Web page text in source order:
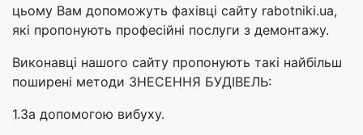
цьому Вам допоможуть фахівці сайту rabotniki.ua,
які пропонують професійні послуги з демонтажу.
Виконавці нашого сайту пропонують такі найбільш
поширені методи ЗНЕСЕННЯ БУДІВЕЛЬ:
1.За допомогою вибуху.